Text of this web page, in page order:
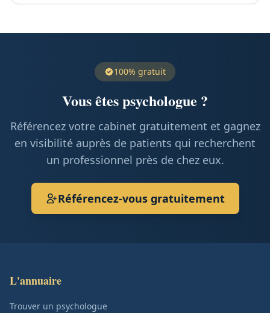
100% gratuit
Vous êtes psychologue ?
Référencez votre cabinet gratuitement et gagnez
en visibilité auprès de patients qui recherchent
un professionnel près de chez eux.
Référencez-vous gratuitement
L'annuaire
Trouver un psychologue